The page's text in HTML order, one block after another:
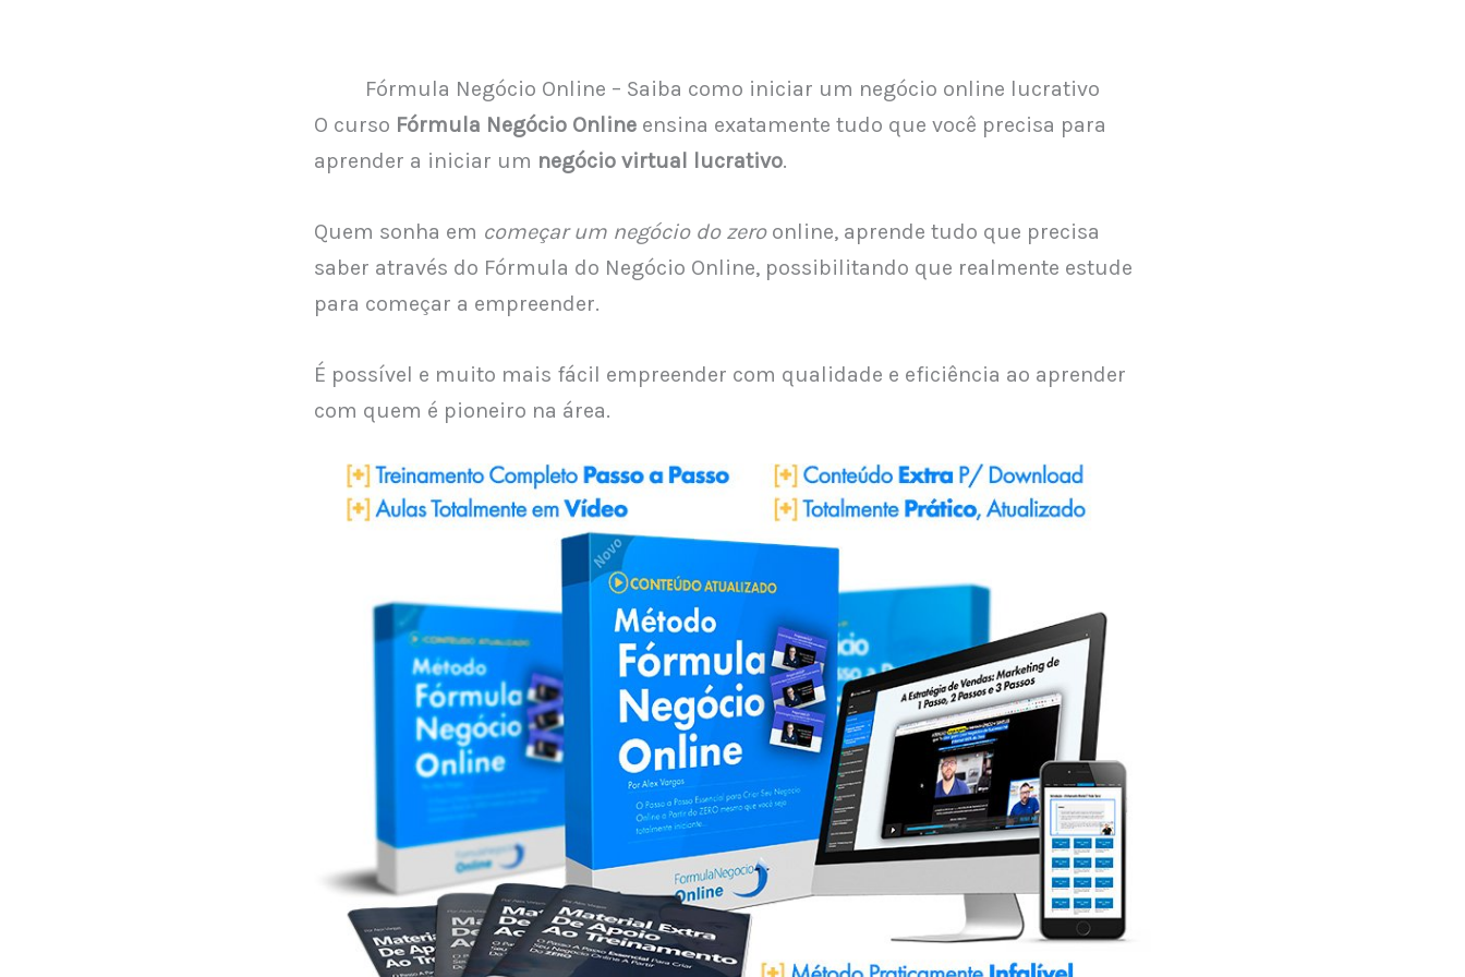
Fórmula Negócio Online – Saiba como iniciar um negócio online lucrativo
O curso Fórmula Negócio Online ensina exatamente tudo que você precisa para
aprender a iniciar um negócio virtual lucrativo.
Quem sonha em começar um negócio do zeroonline, aprende tudo que precisa
saber através do Fórmula do Negócio Online, possibilitando que realmente estude
para começar a empreender.
É possível e muito mais fácil empreender com qualidade e eficiência ao aprender
com quem é pioneiro na área.